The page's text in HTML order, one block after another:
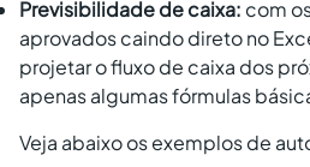
Previsibilidade de caixa: com
aprovados caindo direto no
projetar o fluxo de caixa dos
apenas algumas fórmulas
Veja abaixo os exemplos de